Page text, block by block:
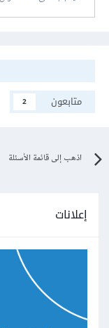
متابعون
2
اذهب إلى قائمة الأسئلة
إعلانات